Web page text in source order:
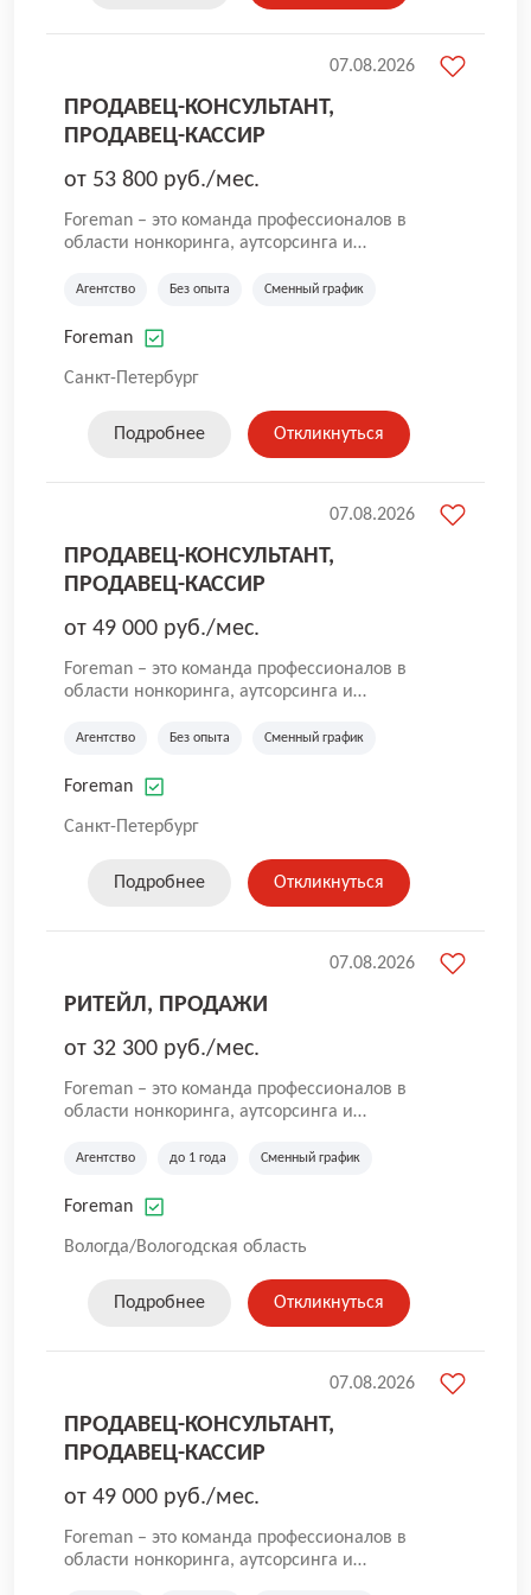
ПРОДАВЕЦ-КОНСУЛЬТАНТ,
ПРОДАВЕЦ-КАССИР
от 53 800 руб./мес.
Foreman – это команда профессионалов в
области нонкоринга, аутсорсинга и
Компаниям и их Руководителям
которых задействованы люди, и тем самым
всей России. В работе нашей компании
Если вы не нашли подходящую вакансию, то
все равно можете прислать свое резюме и
Агентство Без опыта Сменный график
Foreman
Санкт-Петербург
07.08.2026
Подробнее Откликнуться
ПРОДАВЕЦ-КОНСУЛЬТАНТ,
ПРОДАВЕЦ-КАССИР
от 49 000 руб./мес.
Foreman – это команда профессионалов в
области нонкоринга, аутсорсинга и
Компаниям и их Руководителям
которых задействованы люди, и тем самым
всей России. В работе нашей компании
Если вы не нашли подходящую вакансию, то
все равно можете прислать свое резюме и
Агентство Без опыта Сменный график
Foreman
Санкт-Петербург
07.08.2026
Подробнее Откликнуться
РИТЕЙЛ, ПРОДАЖИ
от 32 300 руб./мес.
Foreman – это команда профессионалов в
области нонкоринга, аутсорсинга и
Компаниям и их Руководителям
которых задействованы люди, и тем самым
всей России. В работе нашей компании
Если вы не нашли подходящую вакансию, то
все равно можете прислать свое резюме и
Агентство до 1 года Сменный график
Foreman
Вологда/Вологодская область
07.08.2026
Подробнее Откликнуться
ПРОДАВЕЦ-КОНСУЛЬТАНТ,
ПРОДАВЕЦ-КАССИР
от 49 000 руб./мес.
Foreman – это команда профессионалов в
области нонкоринга, аутсорсинга и
07.08.2026